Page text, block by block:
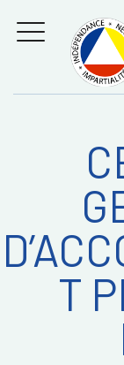
entre
la
T